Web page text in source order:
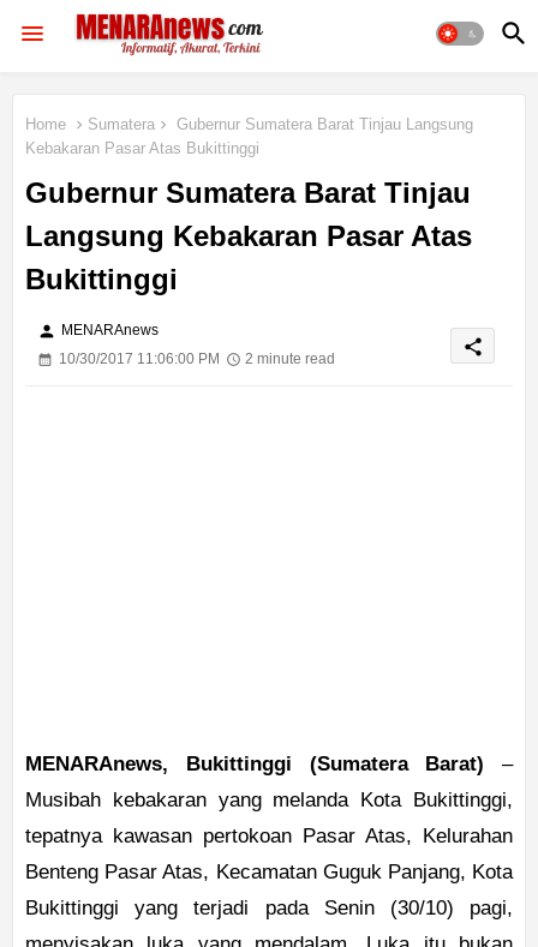
Home Sumatera
Gubernur Sumatera Barat Tinjau Langsung
Kebakaran Pasar Atas Bukittinggi
Gubernur Sumatera Barat Tinjau
Langsung Kebakaran Pasar Atas
Bukittinggi
person MENARAnews
10/30/2017 11:06:00 PM
2 minute read
share
MENARAnews, Bukittinggi (Sumatera Barat) –
Musibah kebakaran yang melanda Kota Bukittinggi,
tepatnya kawasan pertokoan Pasar Atas, Kelurahan
Benteng Pasar Atas, Kecamatan Guguk Panjang, Kota
Bukittinggi yang terjadi pada Senin (30/10) pagi,